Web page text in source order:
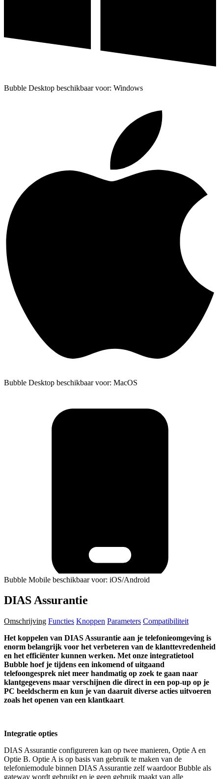
Bubble Desktop beschikbaar voor: Windows
Bubble Desktop beschikbaar voor: MacOS
Bubble Mobile beschikbaar voor: iOS/Android
DIAS Assurantie
Omschrijving Functies Knoppen Parameters Compatibiliteit
Het koppelen van DIAS Assurantie aan je telefonieomgeving is
enorm belangrijk voor het verbeteren van de klanttevredenheid
en het efficiënter kunnen werken. Met onze integratietool
Bubble hoef je tijdens een inkomend of uitgaand
telefoongesprek niet meer handmatig op zoek te gaan naar
klantgegevens maar verschijnen die direct in een pop-up op je
PC beeldscherm en kun je van daaruit diverse acties uitvoeren
zoals het openen van een klantkaart.
Integratie opties
DIAS Assurantie configureren kan op twee manieren, Optie A en
Optie B. Optie A is op basis van gebruik te maken van de
telefoniemodule binnen DIAS Assurantie zelf waardoor Bubble als
gateway wordt gebruikt en je geen gebruik maakt van alle